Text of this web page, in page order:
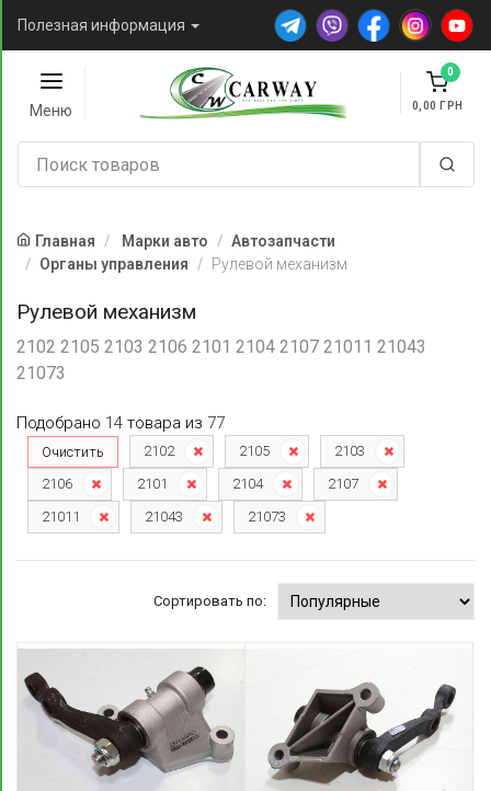
Полезная информация
Меню
0
0,00
Главная Марки авто
Автозапчасти
Органы управления
Рулевой механизм
Рулевой механизм
2102 2105 2103 2106 2101 2104 2107 21011 21043
21073
Подобрано 14 товара из 77
Очистить 2102 2105
2103
2106
2101 2104
2107
21011
21043 21073
Сортировать по: